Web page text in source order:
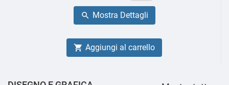
base
 Mostra Dettagli
 Aggiungi al carrello